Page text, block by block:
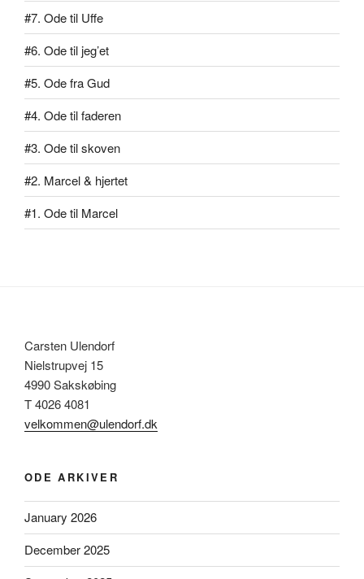
#7. Ode til Uffe
#6. Ode til jeg’et
#5. Ode fra Gud
#4. Ode til faderen
#3. Ode til skoven
#2. Marcel & hjertet
#1. Ode til Marcel
Carsten Ulendorf
Nielstrupvej 15
4990 Sakskøbing
T 4026 4081
velkommen@ulendorf.dk
ODE ARKIVER
January 2026
December 2025